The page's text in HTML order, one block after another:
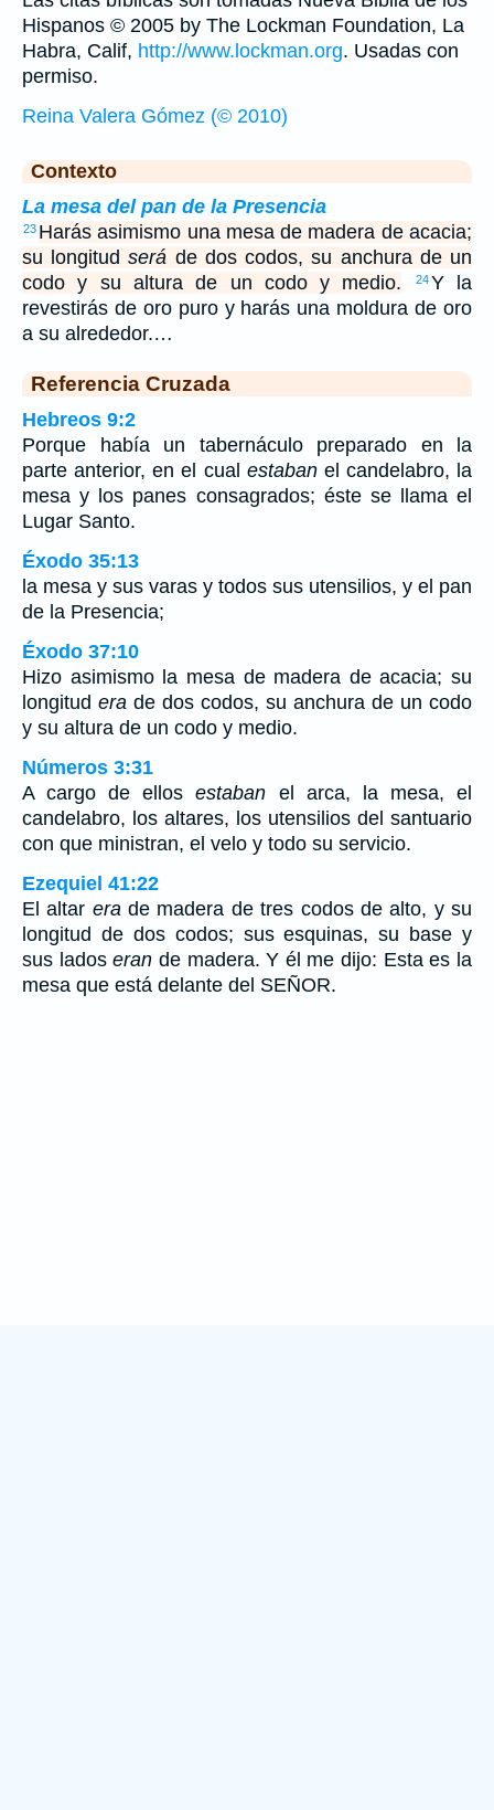
Hispanos © 2005 by The Lockman Foundation, La
Habra, Calif, http://www.lockman.org. Usadas con
permiso.
Reina Valera Gómez (© 2010)
Contexto
La mesa del pan de la Presencia
23 Harás asimismo una mesa de madera de acacia;
su longitudserá de dos codos, su anchura de un
codo y su altura de un codo y medio.
24Y la
revestirás de oro puro y harás una moldura de oro
a su alrededor.…
Referencia Cruzada
Hebreos 9:2
Porque había un tabernáculo preparado en la
parte anterior, en el cual estabanel candelabro, la
mesa y los panes consagrados; éste se llama el
Lugar Santo.
Éxodo 35:13
la mesa y sus varas y todos sus utensilios, y el pan
de la Presencia;
Éxodo 37:10
Hizo asimismo la mesa de madera de acacia; su
longitud era de dos codos, su anchura de un codo
y su altura de un codo y medio.
Números 3:31
A cargo de ellosestaban el arca, la mesa, el
candelabro, los altares, los utensilios del santuario
con que ministran, el velo y todo su servicio.
Ezequiel 41:22
El altar erade madera de tres codos de alto, y su
longitud de dos codos; sus esquinas, su base y
sus ladoseran de madera. Y él me dijo: Esta es la
mesa que está delante del SEÑOR.